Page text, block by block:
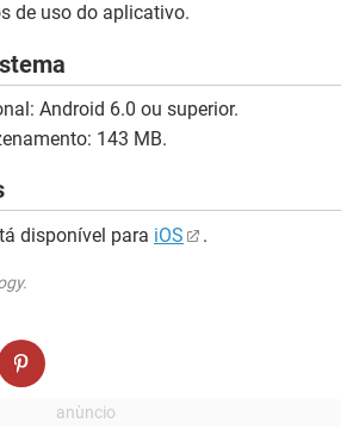
de uso do aplicativo.
Android 6.0 ou superior.
143 MB.
disponível para iOS .